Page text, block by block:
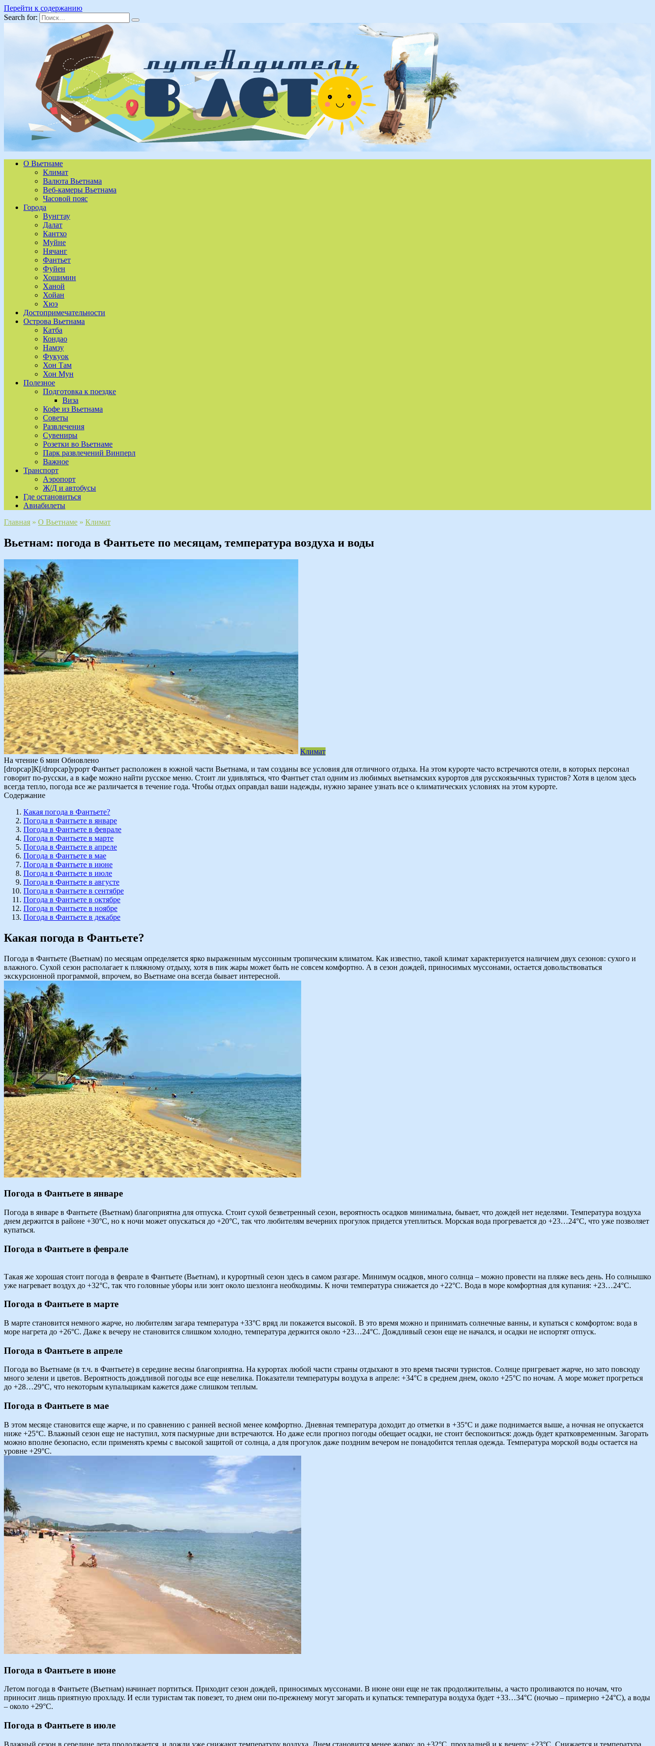
Перейти к содержанию
Search for:
О Вьетнаме
Климат
Валюта Вьетнама
Веб-камеры Вьетнама
Часовой пояс
Города
Вунгтау
Далат
Кантхо
Муйне
Нячанг
Фантьет
Фуйен
Хошимин
Ханой
Хойан
Хюэ
Достопримечательности
Острова Вьетнама
Катба
Кондао
Намзу
Фукуок
Хон Там
Хон Мун
Полезное
Подготовка к поездке
Виза
Кофе из Вьетнама
Советы
Развлечения
Сувениры
Розетки во Вьетнаме
Парк развлечений Винперл
Важное
Транспорт
Аэропорт
Ж/Д и автобусы
Где остановиться
Авиабилеты
Главная » О Вьетнаме » Климат
Вьетнам: погода в Фантьете по месяцам, температура воздуха и воды
Климат
На чтение 6 мин Обновлено
[dropcap]К[/dropcap]урорт Фантьет расположен в южной части Вьетнама, и там созданы все условия для отличного отдыха. На этом курорте часто встречаются отели, в которых персонал
говорит по-русски, а в кафе можно найти русское меню. Стоит ли удивляться, что Фантьет стал одним из любимых вьетнамских курортов для русскоязычных туристов? Хотя в целом здесь
всегда тепло, погода все же различается в течение года. Чтобы отдых оправдал ваши надежды, нужно заранее узнать все о климатических условиях на этом курорте.
Содержание
Какая погода в Фантьете?
Погода в Фантьете в январе
Погода в Фантьете в феврале
Погода в Фантьете в марте
Погода в Фантьете в апреле
Погода в Фантьете в мае
Погода в Фантьете в июне
Погода в Фантьете в июле
Погода в Фантьете в августе
Погода в Фантьете в сентябре
Погода в Фантьете в октябре
Погода в Фантьете в ноябре
Погода в Фантьете в декабре
Какая погода в Фантьете?
Погода в Фантьете (Вьетнам) по месяцам определяется ярко выраженным муссонным тропическим климатом. Как известно, такой климат характеризуется наличием двух сезонов: сухого и
влажного. Сухой сезон располагает к пляжному отдыху, хотя в пик жары может быть не совсем комфортно. А в сезон дождей, приносимых муссонами, остается довольствоваться
экскурсионной программой, впрочем, во Вьетнаме она всегда бывает интересной.
Погода в Фантьете в январе
Погода в январе в Фантьете (Вьетнам) благоприятна для отпуска. Стоит сухой безветренный сезон, вероятность осадков минимальна, бывает, что дождей нет неделями. Температура воздуха
днем держится в районе +30°C, но к ночи может опускаться до +20°C, так что любителям вечерних прогулок придется утеплиться. Морская вода прогревается до +23…24°C, что уже позволяет
купаться.
Погода в Фантьете в феврале
Такая же хорошая стоит погода в феврале в Фантьете (Вьетнам), и курортный сезон здесь в самом разгаре. Минимум осадков, много солнца – можно провести на пляже весь день. Но солнышко
уже нагревает воздух до +32°C, так что головные уборы или зонт около шезлонга необходимы. К ночи температура снижается до +22°C. Вода в море комфортная для купания: +23…24°C.
Погода в Фантьете в марте
В марте становится немного жарче, но любителям загара температура +33°C вряд ли покажется высокой. В это время можно и принимать солнечные ванны, и купаться с комфортом: вода в
море нагрета до +26°C. Даже к вечеру не становится слишком холодно, температура держится около +23…24°C. Дождливый сезон еще не начался, и осадки не испортят отпуск.
Погода в Фантьете в апреле
Погода во Вьетнаме (в т.ч. в Фантьете) в середине весны благоприятна. На курортах любой части страны отдыхают в это время тысячи туристов. Солнце пригревает жарче, но зато повсюду
много зелени и цветов. Вероятность дождливой погоды все еще невелика. Показатели температуры воздуха в апреле: +34°C в среднем днем, около +25°C по ночам. А море может прогреться
до +28…29°C, что некоторым купальщикам кажется даже слишком теплым.
Погода в Фантьете в мае
В этом месяце становится еще жарче, и по сравнению с ранней весной менее комфортно. Дневная температура доходит до отметки в +35°C и даже поднимается выше, а ночная не опускается
ниже +25°C. Влажный сезон еще не наступил, хотя пасмурные дни встречаются. Но даже если прогноз погоды обещает осадки, не стоит беспокоиться: дождь будет кратковременным. Загорать
можно вполне безопасно, если применять кремы с высокой защитой от солнца, а для прогулок даже поздним вечером не понадобится теплая одежда. Температура морской воды остается на
уровне +29°C.
Погода в Фантьете в июне
Летом погода в Фантьете (Вьетнам) начинает портиться. Приходит сезон дождей, приносимых муссонами. В июне они еще не так продолжительны, а часто проливаются по ночам, что
приносит лишь приятную прохладу. И если туристам так повезет, то днем они по-прежнему могут загорать и купаться: температура воздуха будет +33…34°C (ночью – примерно +24°C), а воды
– около +29°C.
Погода в Фантьете в июле
Влажный сезон в середине лета продолжается, и дожди уже снижают температуру воздуха. Днем становится менее жарко: до +32°C, прохладней и к вечеру: +23°C. Снижается и температура